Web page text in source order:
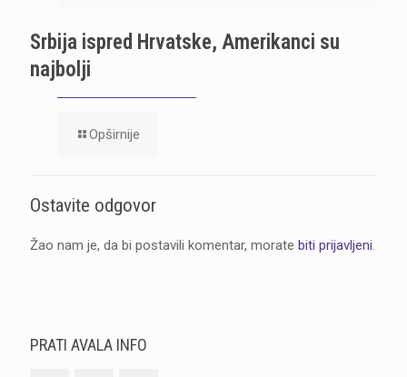
Srbija ispred Hrvatske, Amerikanci su
najbolji
Opširnije
Ostavite odgovor
Žao nam je, da bi postavili komentar, morate biti prijavljeni.
PRATI AVALA INFO